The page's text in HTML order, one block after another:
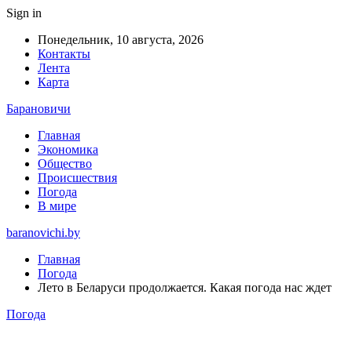
Sign in
Понедельник, 10 августа, 2026
Контакты
Лента
Карта
Барановичи
Главная
Экономика
Общество
Происшествия
Погода
В мире
baranovichi.by
Главная
Погода
Лето в Беларуси продолжается. Какая погода нас ждет
Погода